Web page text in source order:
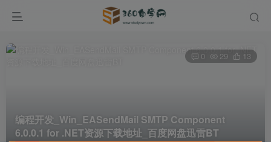
编程开发_Win_EASendMail SMTP Component
6.0.0.1 for .NET资源下载地址_百度网盘迅雷BT
0 29 13